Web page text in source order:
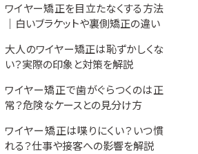
ワイヤー矯正を目立たなくする方法
｜白いブラケットや裏側矯正の違い
大人のワイヤー矯正は恥ずかしくな
い？実際の印象と対策を解説
ワイヤー矯正で歯がぐらつくのは正
常？危険なケースとの見分け方
ワイヤー矯正は喋りにくい？いつ慣
れる？仕事や接客への影響を解説